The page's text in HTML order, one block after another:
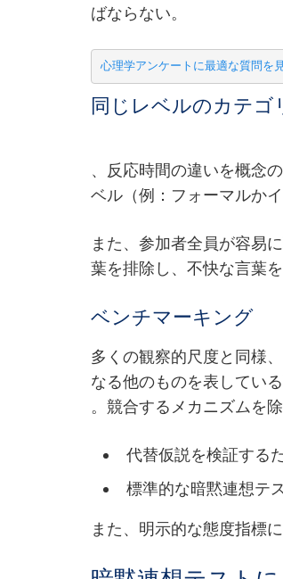
ばならない。
心理学アンケートに最適な質問を
同じレベルのカテゴ
、反応時間の違いを概念
ベル（例：フォーマルか
また、参加者全員が容易
葉を排除し、不快な言葉
ベンチマーキング
多くの観察的尺度と同様
なる他のものを表している
。競合するメカニズムを
代替仮説を検証する
標準的な暗黙連想テ
また、明示的な態度指標